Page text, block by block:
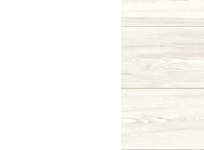
Аксессуары для укладки